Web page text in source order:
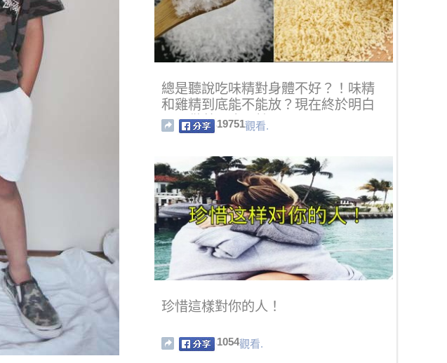
總是聽說吃味精對身體不好？！味精
和雞精到底能不能放？現在終於明白
了....做菜再也不怕了！
19751觀看.
珍惜這樣對你的人！
1054觀看.